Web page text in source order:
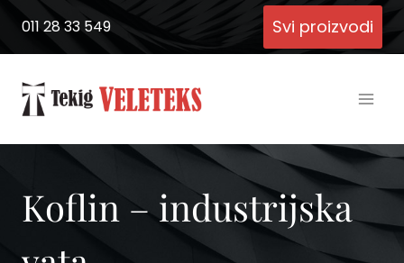
011 28 33 549 Svi proizvodi
Koflin – industrijska